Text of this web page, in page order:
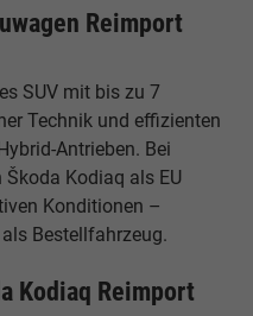
Reimport
SUV mit bis zu 7
Technik und effizienten
Antrieben. Bei
Kodiaq als EU
Konditionen –
Bestellfahrzeug.
Kodiaq Reimport